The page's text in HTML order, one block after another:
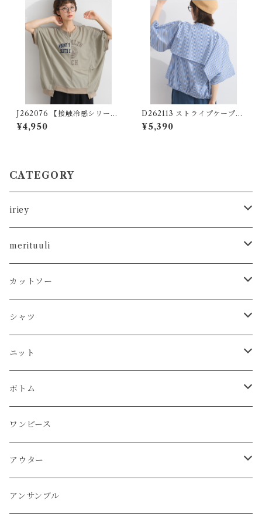
J262076 【接触冷感シリー
ズ】リメイク風ドルマンハー
フZIPプリントプルオーバー /
¥4,950
D262113 ストライプケープ風
レイヤードブラウス / Stripe
Cape Layered Blouse (残り
¥5,390
CATEGORY
iriey
カットソー
タンクトップ
ベスト
カーディガン
シャツ
シャツ
プルオーバー
ニット
プルオーバー
パーカー
ボトム
パンツ
スカート
ワンピース
アウター
ブルゾン
ジャケット
アンサンブル
merituuli
カットソー
カーディガン
プルオーバー
シャツ
ニット
カーディガン
プルオーバー
ボトム
ワンピース
アウター
ベスト
アンサンブル
カットソー
タンクトップ
Tシャツ
プルオーバー
チュニック
パーカー
ワンピース
シャツ
シャツ
プルオーバー
チュニック
ワンピース
カーディガン
ニット
プルオーバー
パーカー
カーディガン
ワンピース
ボトム
パンツ
スカート
ワンピース
アウター
ブルゾン
アンサンブル